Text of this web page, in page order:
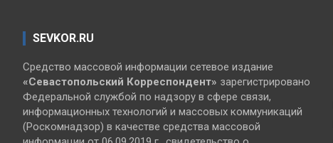
SEVKOR.RU
Средство массовой информации сетевое издание
«Севастопольский Корреспондент» зарегистрировано
Федеральной службой по надзору в сфере связи,
информационных технологий и массовых коммуникаций
(Роскомнадзор) в качестве средства массовой